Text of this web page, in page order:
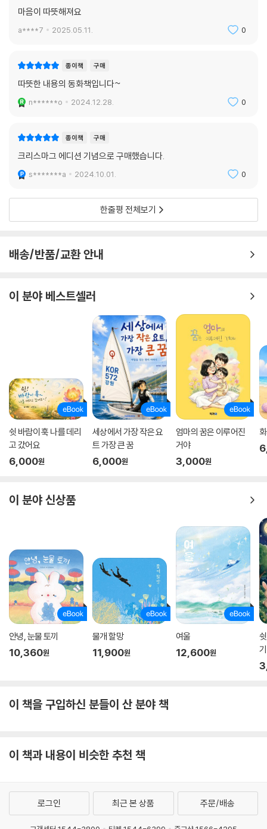
마음이 따뜻해져요
a****7 2025.05.11. 0
종이책 구매
따뜻한 내용의 동화책입니다~
n******o 2024.12.28. 0
종이책 구매
크리스마그 에디션 기념으로 구매했습니다.
s*******a 2024.10.01. 0
한줄평 전체보기
배송/반품/교환 안내
이 분야 베스트셀러
쉿 바람이 훅 나를 데리
고 갔어요
6,000원
세상에서 가장 작은 요
트 가장 큰 꿈
6,000원
엄마의 꿈은 이루어진
거야
3,000원
이 분야 신상품
안녕, 눈물 토끼
10,360원
물개 할망
11,900원
여울
12,600원
이 책을 구입하신 분들이 산 분야 책
이 책과 내용이 비슷한 추천 책
로그인 최근 본 상품 주문/배송